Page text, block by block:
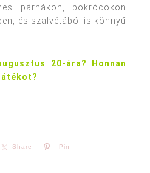
párnákon, pokrócokon
és szalvétából is könnyű
20-ára? Honnan
Share Pin